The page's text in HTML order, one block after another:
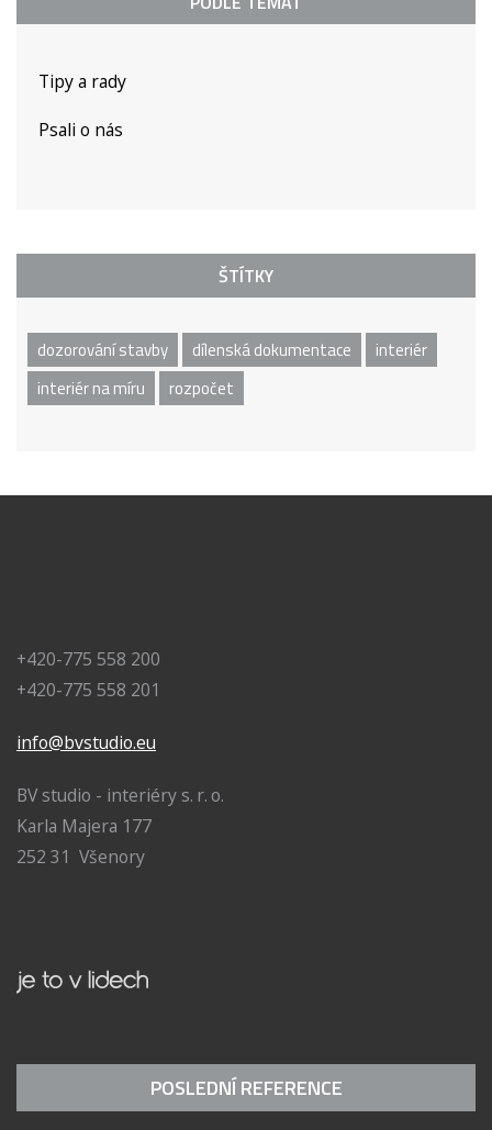
Tipy a rady
Psali o nás
ŠTÍTKY
dozorování stavby dílenská dokumentace
interiér
interiér na míru
rozpočet
+420-775 558 200
+420-775 558 201
info@bvstudio.eu
BV studio - interiéry s. r. o.
Karla Majera 177
252 31 Všenory
POSLEDNÍ REFERENCE